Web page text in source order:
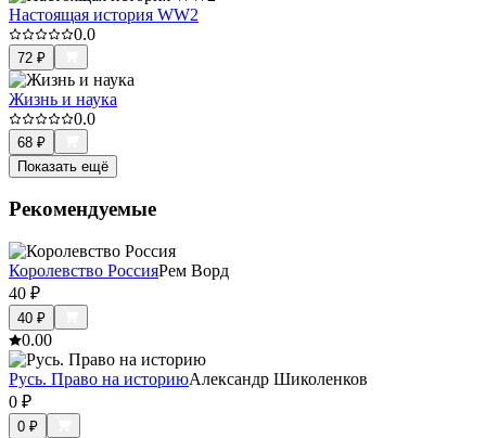
Настоящая история WW2
0.0
72 ₽
Жизнь и наука
0.0
68 ₽
Показать ещё
Рекомендуемые
Королевство РоссияРем Ворд
40 ₽
40 ₽
0.00
Русь. Право на историюАлександр Шиколенков
0 ₽
0 ₽